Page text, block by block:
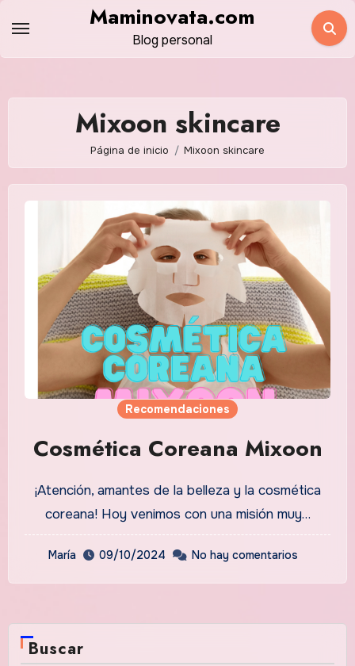
contenido
Maminovata.com
Blog personal
Mixoon skincare
Página de inicio Mixoon skincare
Recomendaciones
Cosmética Coreana Mixoon
¡Atención, amantes de la belleza y la cosmética
coreana! Hoy venimos con una misión muy…
María 09/10/2024 No hay comentarios
Buscar